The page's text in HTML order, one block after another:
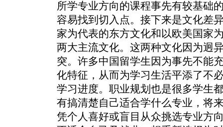
所学专业方向的课程事先有较基础
容易找到切入点。接下来是文化差
家为代表的东方文化和以欧美国家
两大主流文化。这两种文化因为迥
突。许多中国留学生因为事先不能
化特征，从而为学习生活平添了不
学习进度。职业规划也是很多学生
有搞清楚自己适合学什么专业，将
凭个人喜好或盲目从众挑选专业方